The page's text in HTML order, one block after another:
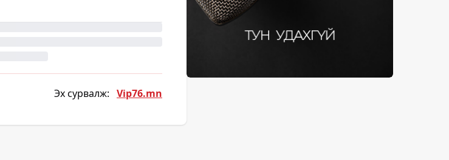
Эх сурвалж: Vip76.mn